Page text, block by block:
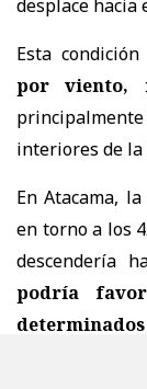
desplace hacia
Esta
por viento,
interiores de la
En Atacama,
en torno a los
descendería
podría